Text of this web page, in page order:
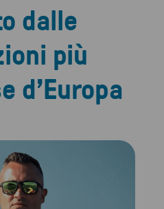
dalle
più
d’Europa